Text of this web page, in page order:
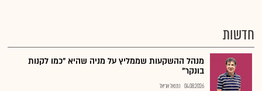
חדשות
מנהל ההשקעות שממליץ על מניה שהיא "כמו לקנות
בונקר"
04.08.2026 נתנאל אריאל